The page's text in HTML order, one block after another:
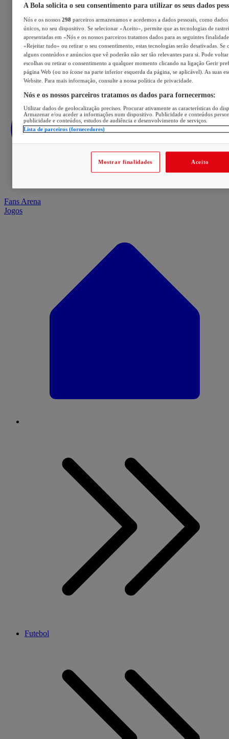
Fans Arena
Jogos
Futebol
A Bola solicita o seu consentimento para utilizar os seus dados
Nós e os nossos 298 parceiros armazenamos e acedemos a dados pessoais, como
únicos, no seu dispositivo. Se selecionar «Aceito», permite que as tecnologias de
apresentadas em «Nós e os nossos parceiros tratamos dados para as seguintes
«Rejeitar tudo» ou retirar o seu consentimento, estas tecnologias serão desativadas. Se
alguns conteúdos e anúncios que vê poderão não ser tão relevantes para si. Pode voltar
escolhas ou retirar o consentimento a qualquer momento clicando na ligação Gerir
página Web (ou no ícone na parte inferior esquerda da página, se aplicável). As suas
Website. Para mais informação, consulte a nossa política de privacidade.
Nós e os nossos parceiros tratamos os dados para fornecermos:
Utilizar dados de geolocalização precisos. Procurar ativamente as características do
Armazenar e/ou aceder a informações num dispositivo. Publicidade e conteúdos
publicidade e conteúdos, estudos de audiência e desenvolvimento de serviços.
Lista de parceiros (fornecedores)
Mostrar finalidades Aceito